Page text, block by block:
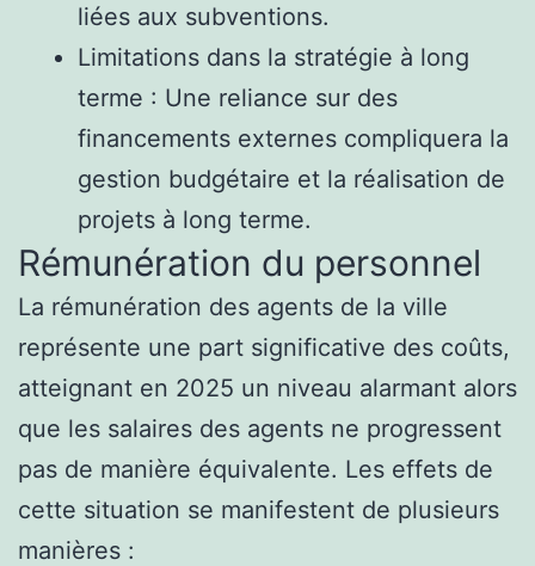
liées aux subventions.
Limitations dans la stratégie à long
terme : Une reliance sur des
financements externes compliquera la
gestion budgétaire et la réalisation de
projets à long terme.
Rémunération du personnel
La rémunération des agents de la ville
représente une part significative des coûts,
atteignant en 2025 un niveau alarmant alors
que les salaires des agents ne progressent
pas de manière équivalente. Les effets de
cette situation se manifestent de plusieurs
manières :